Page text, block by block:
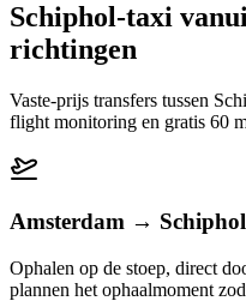
Schiphol-taxi
richtingen
Vaste-prijs transfers tussen
flight monitoring en gratis 60
Amsterdam →
Ophalen op de stoep, direct
plannen het ophaalmoment